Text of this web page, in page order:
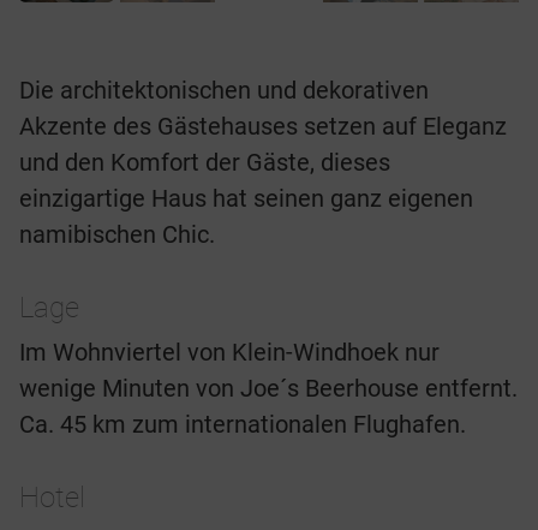
Die architektonischen und dekorativen
Akzente des Gästehauses setzen auf Eleganz
und den Komfort der Gäste, dieses
einzigartige Haus hat seinen ganz eigenen
namibischen Chic.
Lage
Im Wohnviertel von Klein-Windhoek nur
wenige Minuten von Joe´s Beerhouse entfernt.
Ca. 45 km zum internationalen Flughafen.
Hotel